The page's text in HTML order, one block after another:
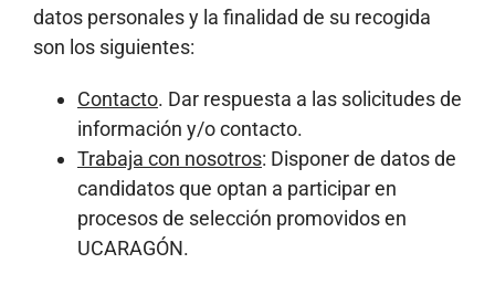
datos personales y la finalidad de su recogida
son los siguientes:
Contacto. Dar respuesta a las solicitudes de
información y/o contacto.
Trabaja con nosotros: Disponer de datos de
candidatos que optan a participar en
procesos de selección promovidos en
UCARAGÓN.